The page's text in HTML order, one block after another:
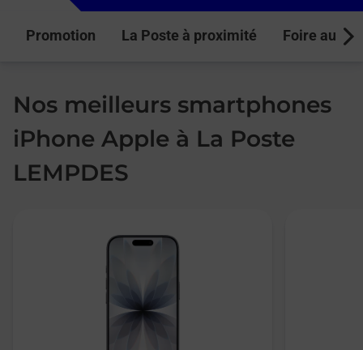
Promotion La Poste à proximité Foire aux
Nos meilleurs smartphones
iPhone Apple à La Poste
LEMPDES